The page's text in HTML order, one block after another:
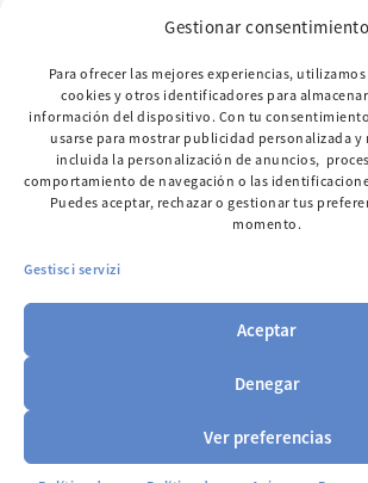
Gestionar consentimiento
Para ofrecer las mejores experiencias,
cookies y otros identificadores para
información del dispositivo. Con tu
usarse para mostrar publicidad personalizada y
incluida la personalización de anuncios,
comportamiento de navegación o las
Puedes aceptar, rechazar o gestionar tus
momento.
Gestisci servizi
Aceptar
Denegar
Ver preferencias
FAQ
BLOG
TESTIMONIOS
MAPA DE LA WEB
CONTACTO
POLITICA DE PRIVACIDAD
POLITICA DE COOKIES